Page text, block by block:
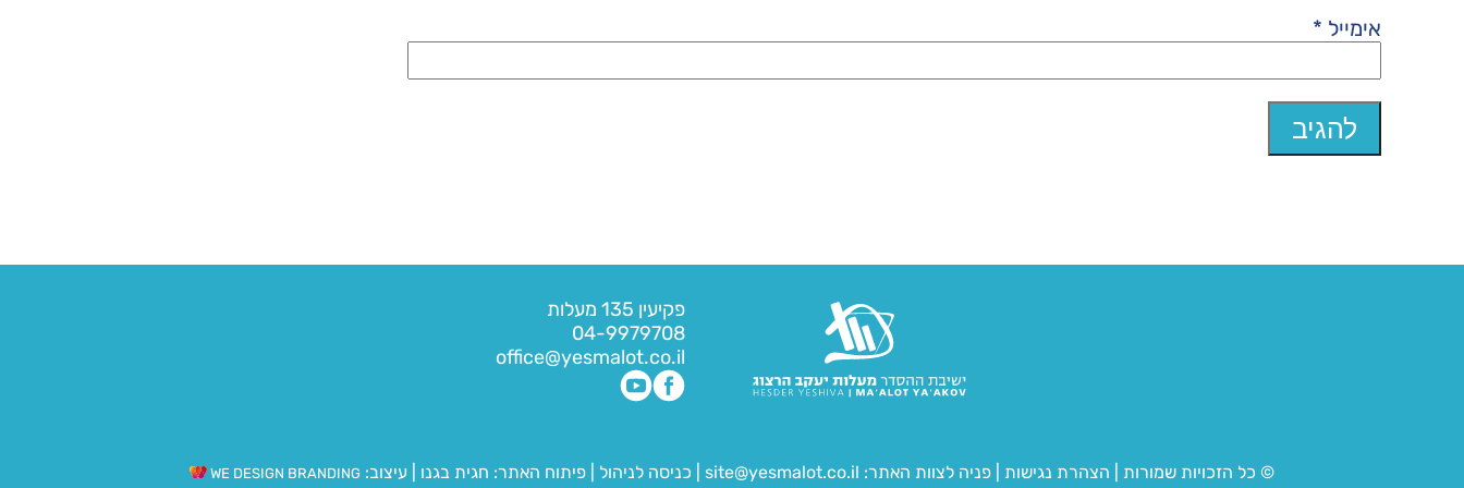
אימייל *
פקיעין 135 מעלות
04-9979708
office@yesmalot.co.il
© כל הזכויות שמורות הצהרת נגישות פניה לצוות האתר: site@yesmalot.co.il כניסה לניהול פיתוח האתר: חגית בגנו עיצוב: WE DESIGN BRANDING